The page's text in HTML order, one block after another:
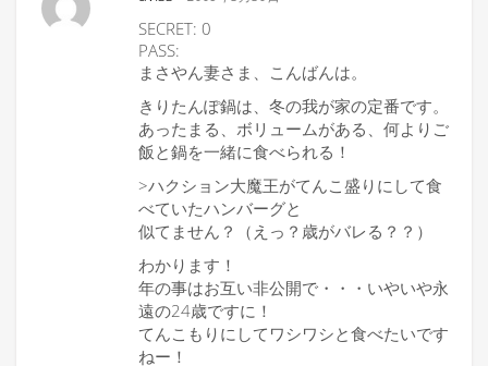
SECRET: 0
PASS:
まさやん妻さま、こんばんは。
きりたんぽ鍋は、冬の我が家の定番です。
あったまる、ボリュームがある、何よりご
飯と鍋を一緒に食べられる！
>ハクション大魔王がてんこ盛りにして食
べていたハンバーグと
似てません？（えっ？歳がバレる？？）
わかります！
年の事はお互い非公開で・・・いやいや永
遠の24歳ですに！
てんこもりにしてワシワシと食べたいです
ねー！